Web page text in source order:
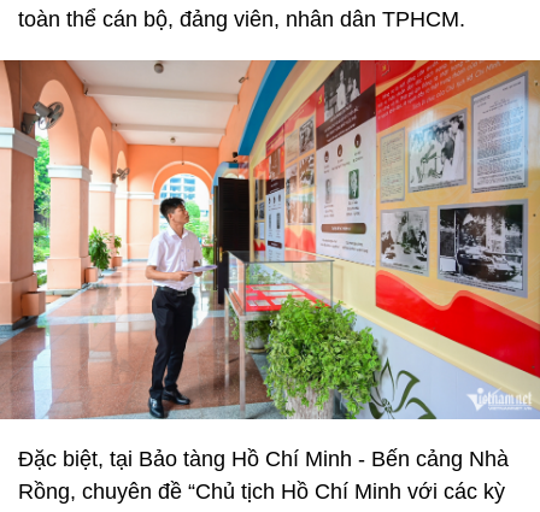
toàn thể cán bộ, đảng viên, nhân dân TPHCM.
Đặc biệt, tại Bảo tàng Hồ Chí Minh - Bến cảng Nhà
Rồng, chuyên đề “Chủ tịch Hồ Chí Minh với các kỳ